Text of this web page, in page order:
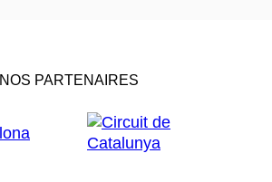
NOS PARTENAIRES